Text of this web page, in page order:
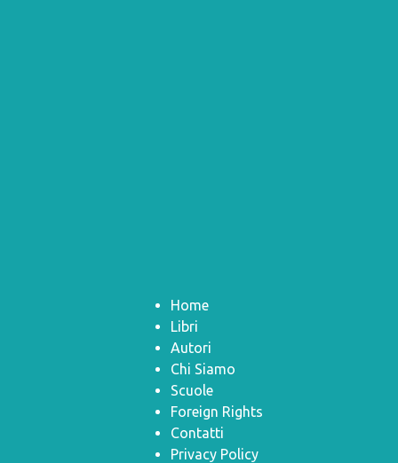
Home
Libri
Autori
Chi Siamo
Scuole
Foreign Rights
Contatti
Privacy Policy